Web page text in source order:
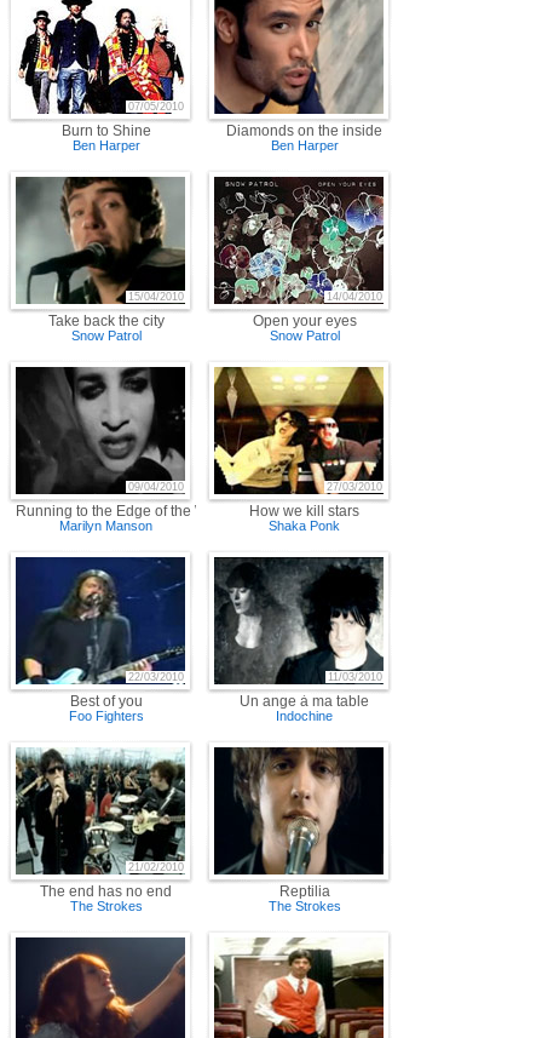
Burn to Shine
07/05/2010
Ben Harper
Diamonds on the inside
Ben Harper
Take back the city
15/04/2010
Snow Patrol
Open your eyes
14/04/2010
Snow Patrol
Running to the Edge of the World
09/04/2010
Marilyn Manson
How we kill stars
27/03/2010
Shaka Ponk
Best of you
22/03/2010
Foo Fighters
Un ange à ma table
11/03/2010
Indochine
The end has no end
21/02/2010
The Strokes
Reptilia
The Strokes